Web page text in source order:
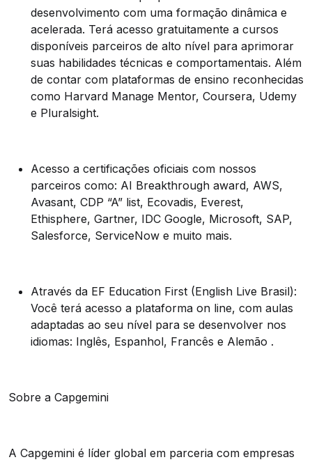
desenvolvimento com uma formação dinâmica e
acelerada. Terá acesso gratuitamente a cursos
disponíveis parceiros de alto nível para aprimorar
suas habilidades técnicas e comportamentais. Além
de contar com plataformas de ensino reconhecidas
como Harvard Manage Mentor, Coursera, Udemy
e Pluralsight.
Acesso a certificações oficiais com nossos
parceiros como: AI Breakthrough award, AWS,
Avasant, CDP “A” list, Ecovadis, Everest,
Ethisphere, Gartner, IDC Google, Microsoft, SAP,
Salesforce, ServiceNow e muito mais.
Através da EF Education First (English Live Brasil):
Você terá acesso a plataforma on line, com aulas
adaptadas ao seu nível para se desenvolver nos
idiomas: Inglês, Espanhol, Francês e Alemão .
Sobre a Capgemini
A Capgemini é líder global em parceria com empresas